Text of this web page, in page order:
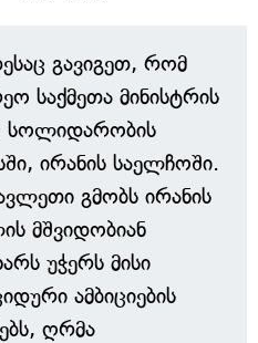
გავიგეთ, რომ
საქმეთა მინისტრის
სოლიდარობის
ირანის საელჩოში.
გმობს ირანის
მშვიდობიან
უჭერს მისი
ამბიციების
ღრმა